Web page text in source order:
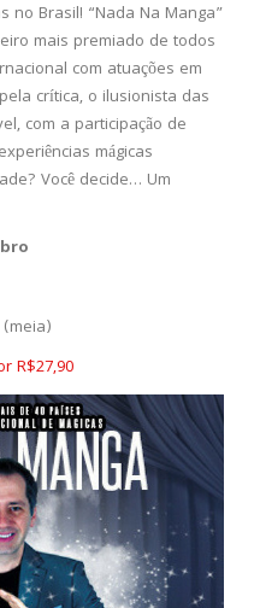
no Brasil! “Nada Na Manga”
mais premiado de todos
com atuações em
crítica, o ilusionista das
com a participação de
mágicas
Você decide… Um
R$27,90